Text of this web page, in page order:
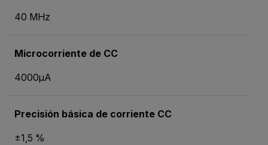
40 MHz
Microcorriente de CC
4000µA
Precisión básica de corriente CC
±1,5 %